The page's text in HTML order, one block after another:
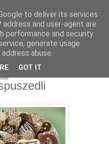
to deliver its services
and user-agent are
performance and security
generate usage
abuse.
GOT IT